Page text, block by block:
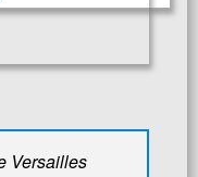
Versailles